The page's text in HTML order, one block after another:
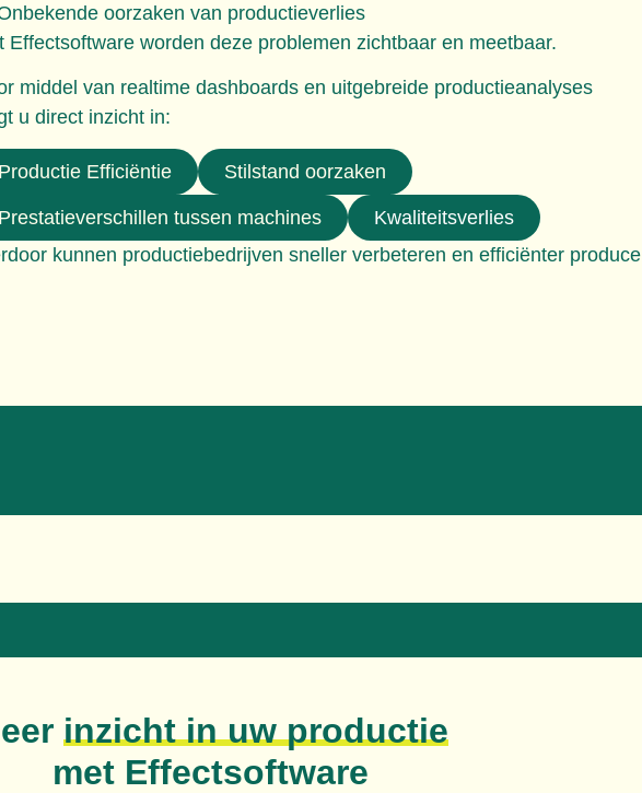
oorzaken van productieverlies
Effectsoftware worden deze problemen zichtbaar en meetbaar.
middel van realtime dashboards en uitgebreide productieanalyses
u direct inzicht in:
Productie Efficiëntie Stilstand oorzaken
Prestatieverschillen tussen machines
Kwaliteitsverlies
kunnen productiebedrijven sneller verbeteren en efficiënter
inzicht in uw productie
met Effectsoftware